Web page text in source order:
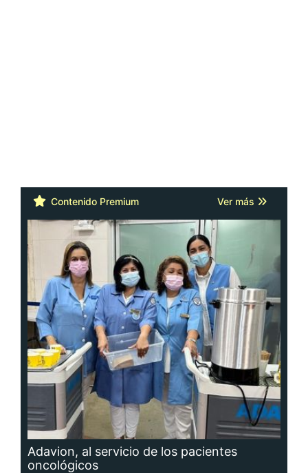
Contenido Premium Ver más
Adavion, al servicio de los pacientes
oncológicos